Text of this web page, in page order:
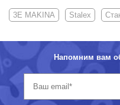
3E MAKINA Stalex
Напомним вам